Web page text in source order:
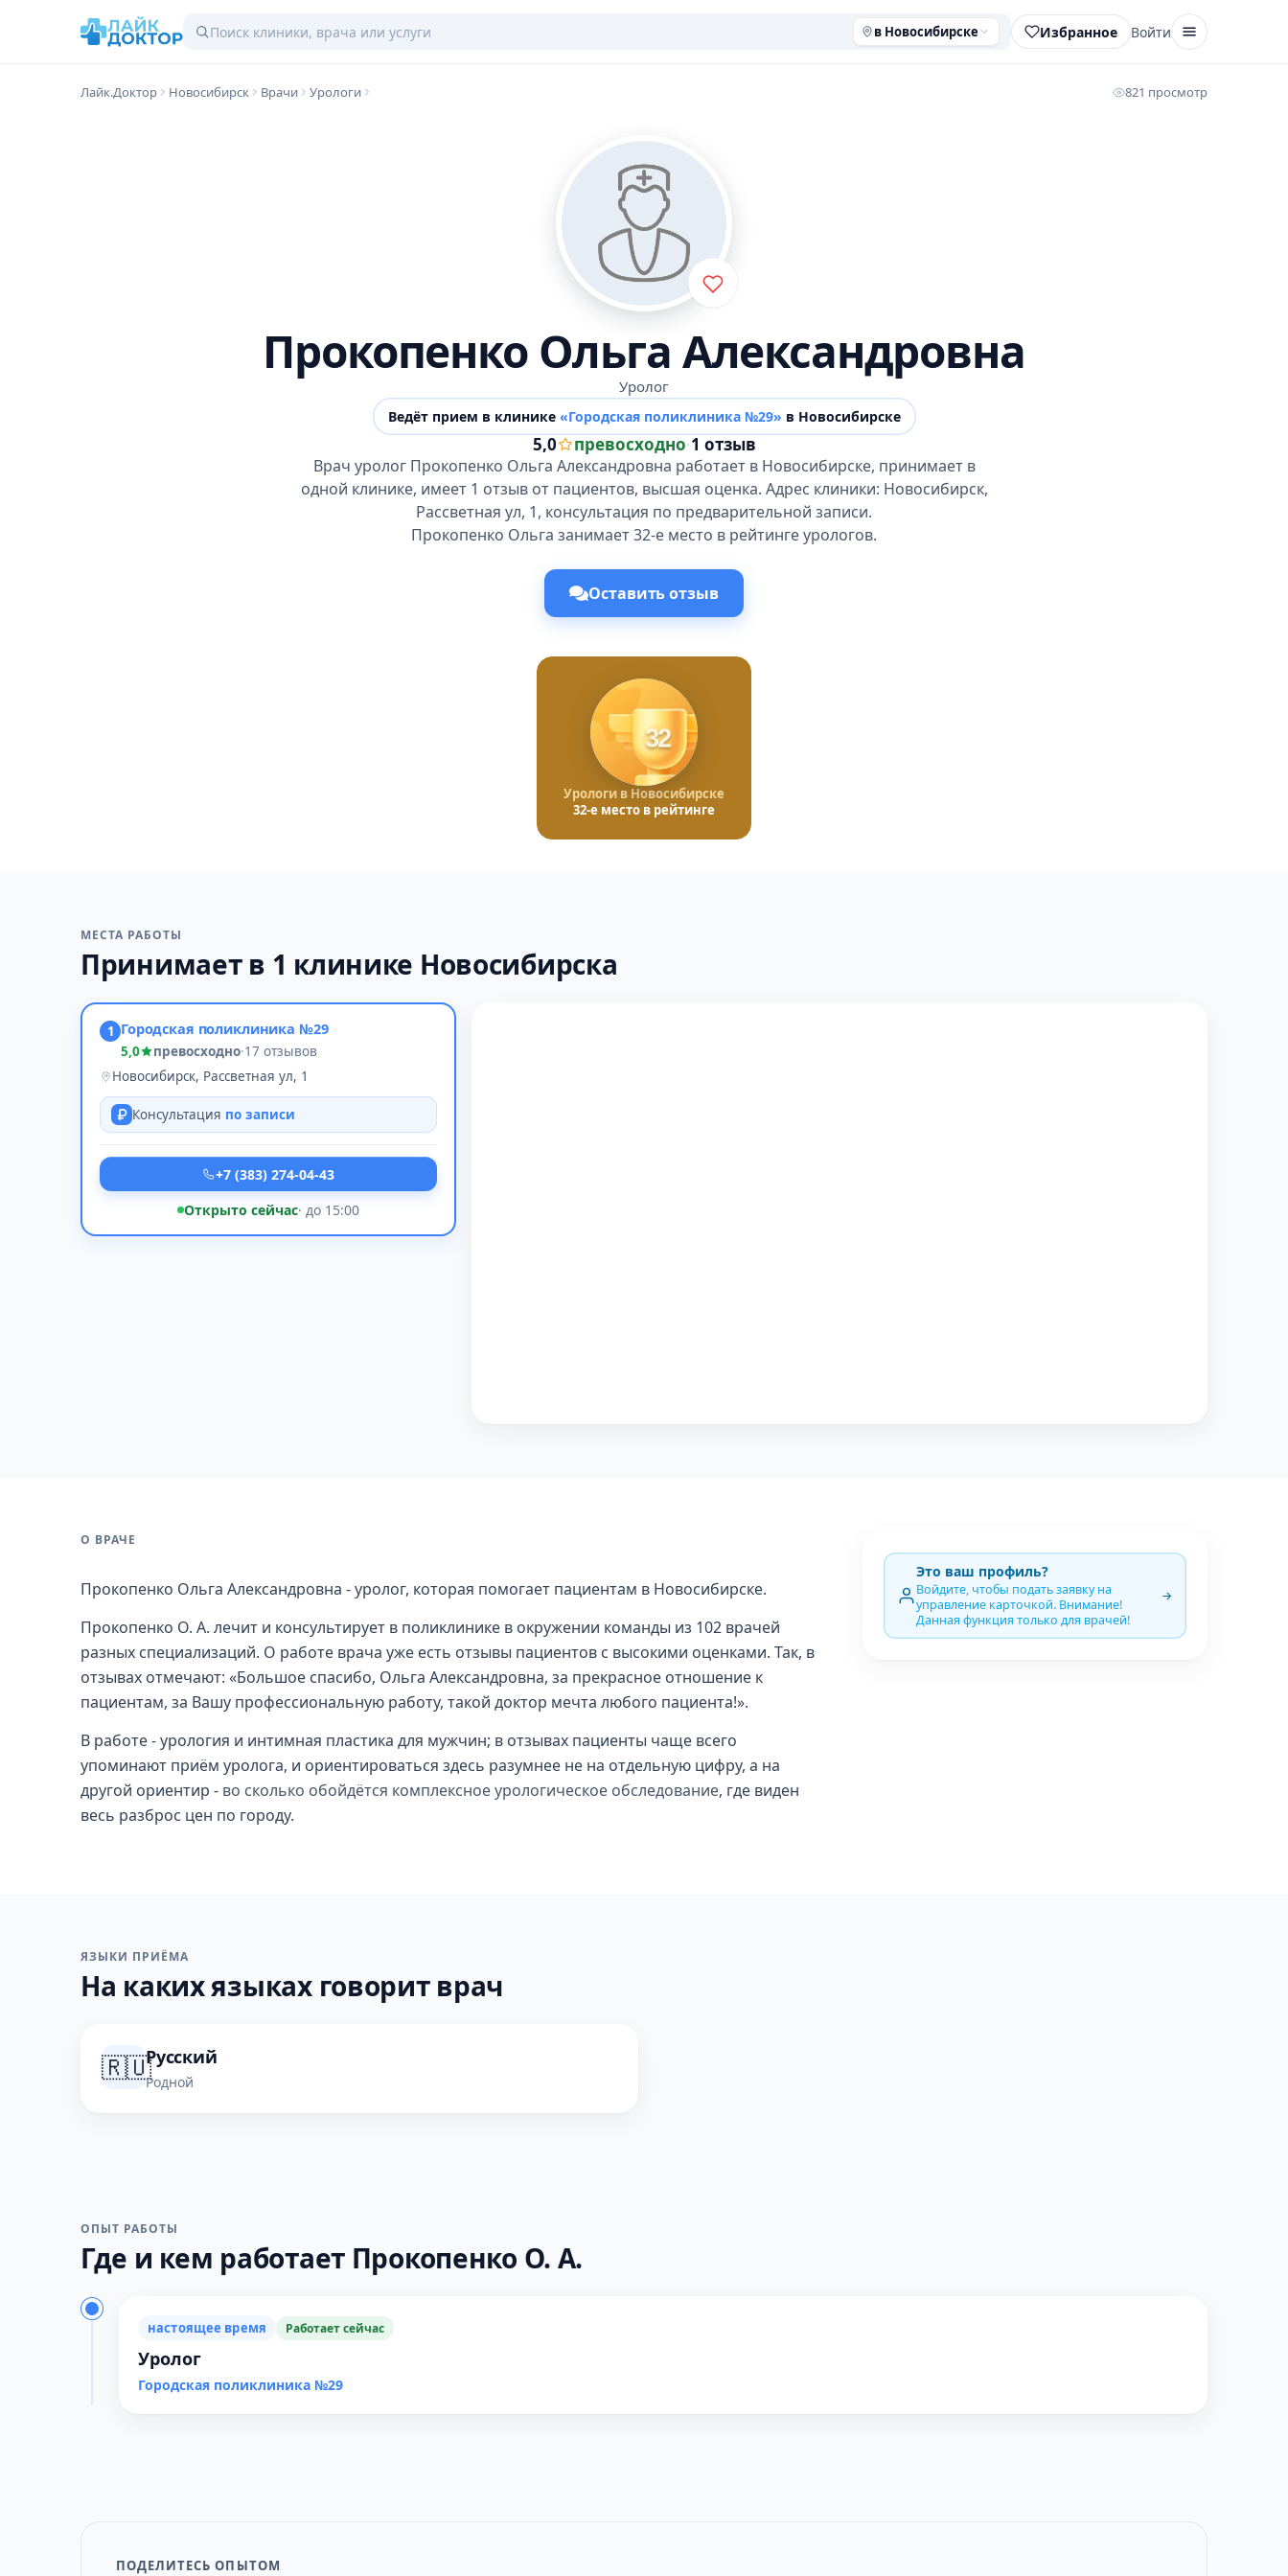
в Новосибирске Избранное Войти
Лайк.Доктор Новосибирск Врачи Урологи 821 просмотр
Прокопенко Ольга Александровна
Уролог
Ведёт прием в клинике «Городская поликлиника №29» в Новосибирске
5,0 превосходно·1 отзыв
Врач уролог Прокопенко Ольга Александровна работает в Новосибирске, принимает в
одной клинике, имеет 1 отзыв от пациентов, высшая оценка. Адрес клиники: Новосибирск,
Рассветная ул, 1, консультация по предварительной записи.
Прокопенко Ольга занимает 32-е место в рейтинге урологов.
Оставить отзыв
32
Урологи в Новосибирске
32-е место в рейтинге
МЕСТА РАБОТЫ
Принимает в 1 клинике Новосибирска
1 Городская поликлиника №29
5,0 превосходно·17 отзывов
Новосибирск, Рассветная ул, 1
Консультация по записи
+7 (383) 274-04-43
Открыто сейчас· до 15:00
О ВРАЧЕ
Прокопенко Ольга Александровна - уролог, которая помогает пациентам в Новосибирске.
Прокопенко О. А. лечит и консультирует в поликлинике в окружении команды из 102 врачей
разных специализаций. О работе врача уже есть отзывы пациентов с высокими оценками. Так, в
отзывах отмечают: «Большое спасибо, Ольга Александровна, за прекрасное отношение к
пациентам, за Вашу профессиональную работу, такой доктор мечта любого пациента!».
В работе - урология и интимная пластика для мужчин; в отзывах пациенты чаще всего
упоминают приём уролога, и ориентироваться здесь разумнее не на отдельную цифру, а на
другой ориентир - во сколько обойдётся комплексное урологическое обследование, где виден
весь разброс цен по городу.
Это ваш профиль?
Войдите, чтобы подать заявку на
управление карточкой. Внимание!
Данная функция только для врачей!
ЯЗЫКИ ПРИЁМА
На каких языках говорит врач
🇷🇺Русский
Родной
ОПЫТ РАБОТЫ
Где и кем работает Прокопенко О. А.
настоящее время Работает сейчас
Уролог
Городская поликлиника №29
ПОДЕЛИТЕСЬ ОПЫТОМ